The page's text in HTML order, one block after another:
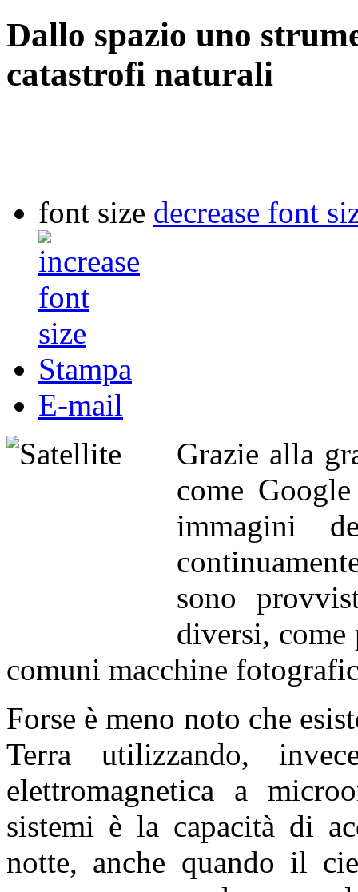
Dallo spazio uno
catastrofi naturali
font size decrease font
Stampa
E-mail
Grazie alla
come
immagini
sono
diversi,
comuni macchine
Forse è meno noto che
Terra utilizzando,
elettromagnetica a
sistemi è la capacità di
notte, anche quando il